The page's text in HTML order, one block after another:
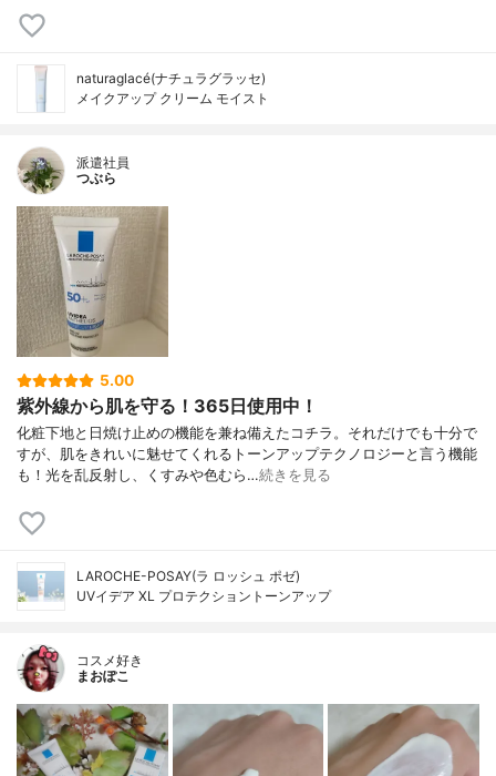
naturaglacé(ナチュラグラッセ)
メイクアップ クリーム モイスト
派遣社員
つぶら
5.00
紫外線から肌を守る！365日使用中！
化粧下地と日焼け止めの機能を兼ね備えたコチラ。それだけでも十分で
すが、肌をきれいに魅せてくれるトーンアップテクノロジーと言う機能
も！光を乱反射し、くすみや色むら…続きを見る
LAROCHE-POSAY(ラ ロッシュ ポゼ)
UVイデア XL プロテクショントーンアップ
コスメ好き
まおぽこ